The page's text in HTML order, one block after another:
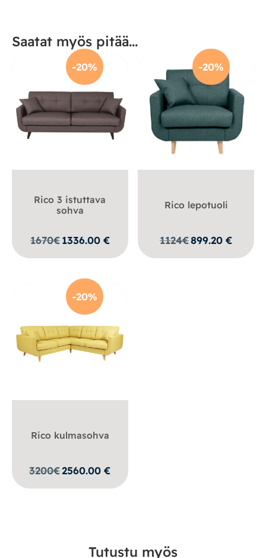
Saatat myös pitää...
-20%
Rico 3 istuttava
sohva
1670€1336.00 €
-20%
Rico lepotuoli
1124€899.20€
-20%
Rico kulmasohva
3200€2560.00€
Tutustu myös